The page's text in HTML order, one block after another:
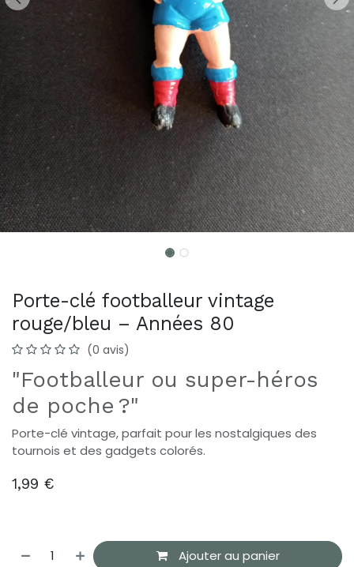
Porte-clé footballeur vintage
rouge/bleu – Années 80
(0 avis)
"Footballeur ou super-héros
de poche ?"
Porte-clé vintage, parfait pour les nostalgiques des
tournois et des gadgets colorés.
1,99 €
Ajouter au panier